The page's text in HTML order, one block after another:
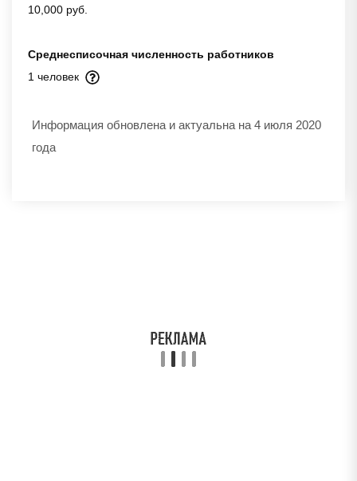
10,000 руб.
Среднесписочная численность работников
1 человек
Информация обновлена и актуальна на 4 июля 2020
года